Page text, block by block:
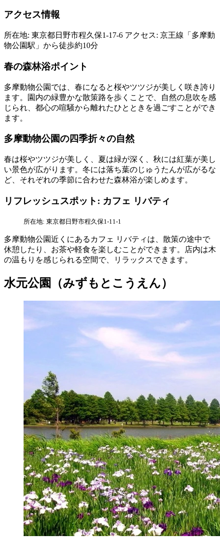
アクセス情報
所在地: 東京都日野市程久保1-17-6 アクセス: 京王線「多摩動
物公園駅」から徒歩約10分
春の森林浴ポイント
多摩動物公園では、春になると桜やツツジが美しく咲き誇り
ます。園内の緑豊かな散策路を歩くことで、自然の息吹を感
じられ、都心の喧騒から離れたひとときを過ごすことができ
ます。
多摩動物公園の四季折々の自然
春は桜やツツジが美しく、夏は緑が深く、秋には紅葉が美し
い景色が広がります。冬には落ち葉のじゅうたんが広がるな
ど、それぞれの季節に合わせた森林浴が楽しめます。
リフレッシュスポット: カフェ リバティ
所在地: 東京都日野市程久保1-11-1
多摩動物公園近くにあるカフェ リバティは、散策の途中で
休憩したり、お茶や軽食を楽しむことができます。店内は木
の温もりを感じられる空間で、リラックスできます。
水元公園（みずもとこうえん）